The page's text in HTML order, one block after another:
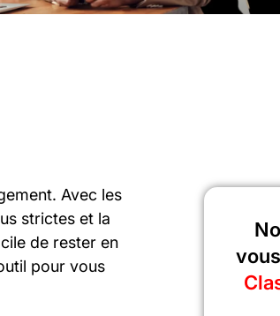
Avec les
strictes et la
de rester en
pour vous